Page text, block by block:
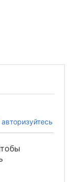
авторизуйтесь